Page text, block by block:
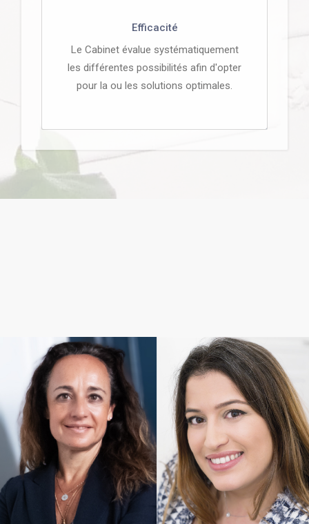
Efficacité
Le Cabinet évalue systématiquement
les différentes possibilités afin d'opter
pour la ou les solutions optimales.